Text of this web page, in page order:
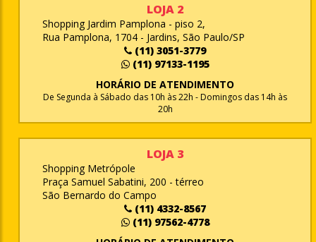
LOJA 2
Shopping Jardim Pamplona - piso 2,
Rua Pamplona, 1704 - Jardins, São Paulo/SP
(11) 3051-3779
(11) 97133-1195
HORÁRIO DE ATENDIMENTO
De Segunda à Sábado das 10h às 22h - Domingos das 14h às
20h
LOJA 3
Shopping Metrópole
Praça Samuel Sabatini, 200 - térreo
São Bernardo do Campo
(11) 4332-8567
(11) 97562-4778